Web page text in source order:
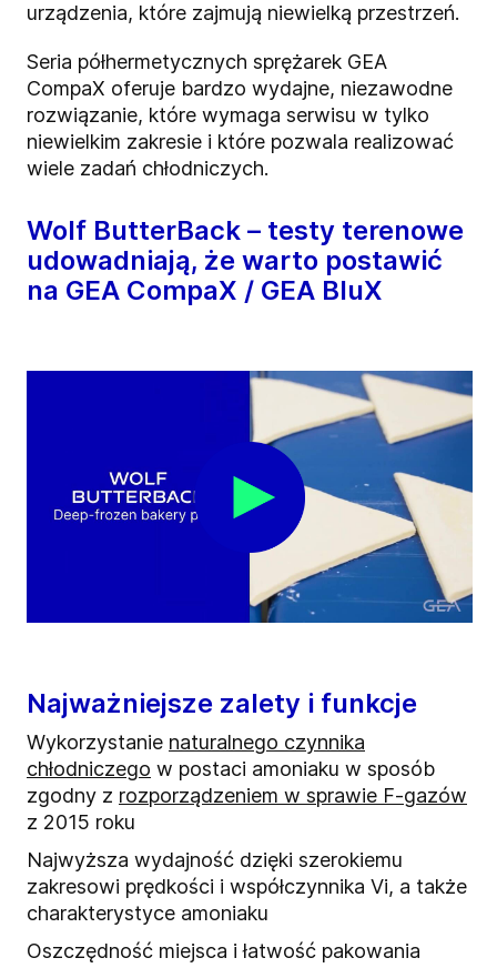
urządzenia, które zajmują niewielką przestrzeń.
Seria półhermetycznych sprężarek GEA
CompaX oferuje bardzo wydajne, niezawodne
rozwiązanie, które wymaga serwisu w tylko
niewielkim zakresie i które pozwala realizować
wiele zadań chłodniczych.
Wolf ButterBack – testy terenowe
udowadniają, że warto postawić
na GEA CompaX / GEA BluX
Najważniejsze zalety i funkcje
Wykorzystanie naturalnego czynnika
chłodniczego w postaci amoniaku w sposób
zgodny z rozporządzeniem w sprawie F-gazów
z 2015 roku
Najwyższa wydajność dzięki szerokiemu
zakresowi prędkości i współczynnika Vi, a także
charakterystyce amoniaku
Oszczędność miejsca i łatwość pakowania